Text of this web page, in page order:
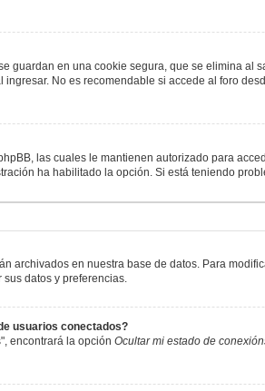
guardan en una cookie segura, que se elimina al
No es recomendable si accede al foro
las cuales le mantienen autorizado para
ha habilitado la opción. Si está teniendo
archivados en nuestra base de datos. Para
datos y preferencias.
usuarios conectados?
encontrará la opción Ocultar mi estado de